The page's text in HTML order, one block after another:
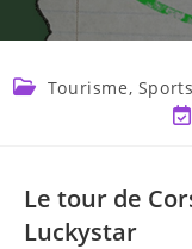
Tourisme,
Le tour de
Luckystar